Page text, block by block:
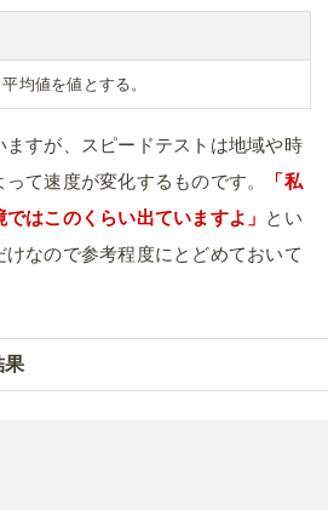
均値を値とする。
すが、スピードテストは地域や時
て速度が変化するものです。
「私
はこのくらい出ていますよ」 とい
なので参考程度にとどめておいて
果